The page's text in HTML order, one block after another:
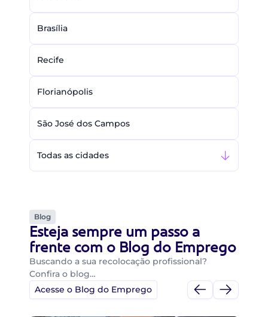
Brasília
Recife
Florianópolis
São José dos Campos
Todas as cidades
Blog
Esteja sempre um passo a
frente com o Blog do Emprego
Buscando a sua recolocação profissional?
Confira o blog…
Acesse o Blog do Emprego